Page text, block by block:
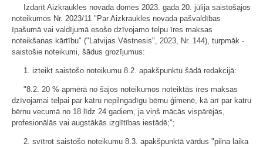
Izdarīt Aizkraukles novada domes 2023. gada 20. jūlija saistošajos
noteikumos Nr. 2023/11 "Par Aizkraukles novada pašvaldības
īpašumā vai valdījumā esošo dzīvojamo telpu īres maksas
noteikšanas kārtību" ("Latvijas Vēstnesis", 2023, Nr. 144), turpmāk -
saistošie noteikumi, šādus grozījumus:
1. izteikt saistošo noteikumu 8.2. apakšpunktu šādā redakcijā:
"8.2. 20 % apmērā no šajos noteikumos noteiktās īres maksas
dzīvojamai telpai par katru nepilngadīgu bērnu ģimenē, kā arī par katru
bērnu vecumā no 18 līdz 24 gadiem, ja viņš mācās vispārējās,
profesionālās vai augstākās izglītības iestādē;";
2. svītrot saistošo noteikumu 8.3. apakšpunktā vārdus "pilna laika